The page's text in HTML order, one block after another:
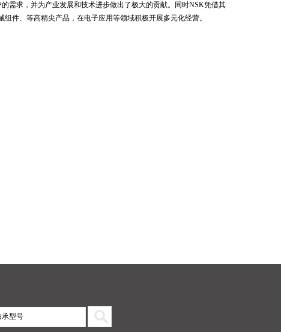
需求，并为产业发展和技术进步做出了极大的贡献。同时NSK凭借其
件、等高精尖产品，在电子应用等领域积极开展多元化经营。